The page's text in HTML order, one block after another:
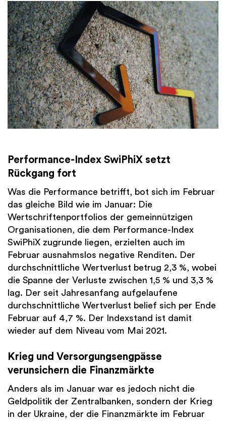
Performance-Index SwiPhiX setzt
Rückgang fort
Was die Performance betrifft, bot sich im Februar
das gleiche Bild wie im Januar: Die
Wertschriftenportfolios der gemeinnützigen
Organisationen, die dem Performance-Index
SwiPhiX zugrunde liegen, erzielten auch im
Februar ausnahmslos negative Renditen. Der
durchschnittliche Wertverlust betrug 2,3 %, wobei
die Spanne der Verluste zwischen 1,5 % und 3,3 %
lag. Der seit Jahresanfang aufgelaufene
durchschnittliche Wertverlust belief sich per Ende
Februar auf 4,7 %. Der Indexstand ist damit
wieder auf dem Niveau vom Mai 2021.
Krieg und Versorgungsengpässe
verunsichern die Finanzmärkte
Anders als im Januar war es jedoch nicht die
Geldpolitik der Zentralbanken, sondern der Krieg
in der Ukraine, der die Finanzmärkte im Februar